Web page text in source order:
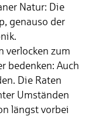
Natur: Die
genauso der
verlocken zum
bedenken: Auch
Die Raten
Umständen
längst vorbei